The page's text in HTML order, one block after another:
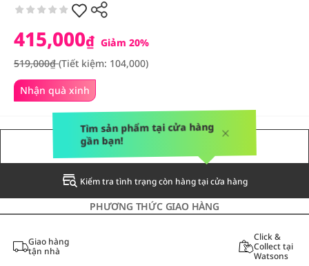
Nhận quà xinh
415,000₫ Giảm 20%
519,000₫(Tiết kiệm: 104,000)
THÔNG BÁO CHO TÔI
Kiểm tra tình trạng còn hàng tại cửa hàng
Tìm sản phẩm tại cửa hàng
gần bạn!
PHƯƠNG THỨC GIAO HÀNG
Giao hàng
tận nhà
Click &
Collect tại
Watsons